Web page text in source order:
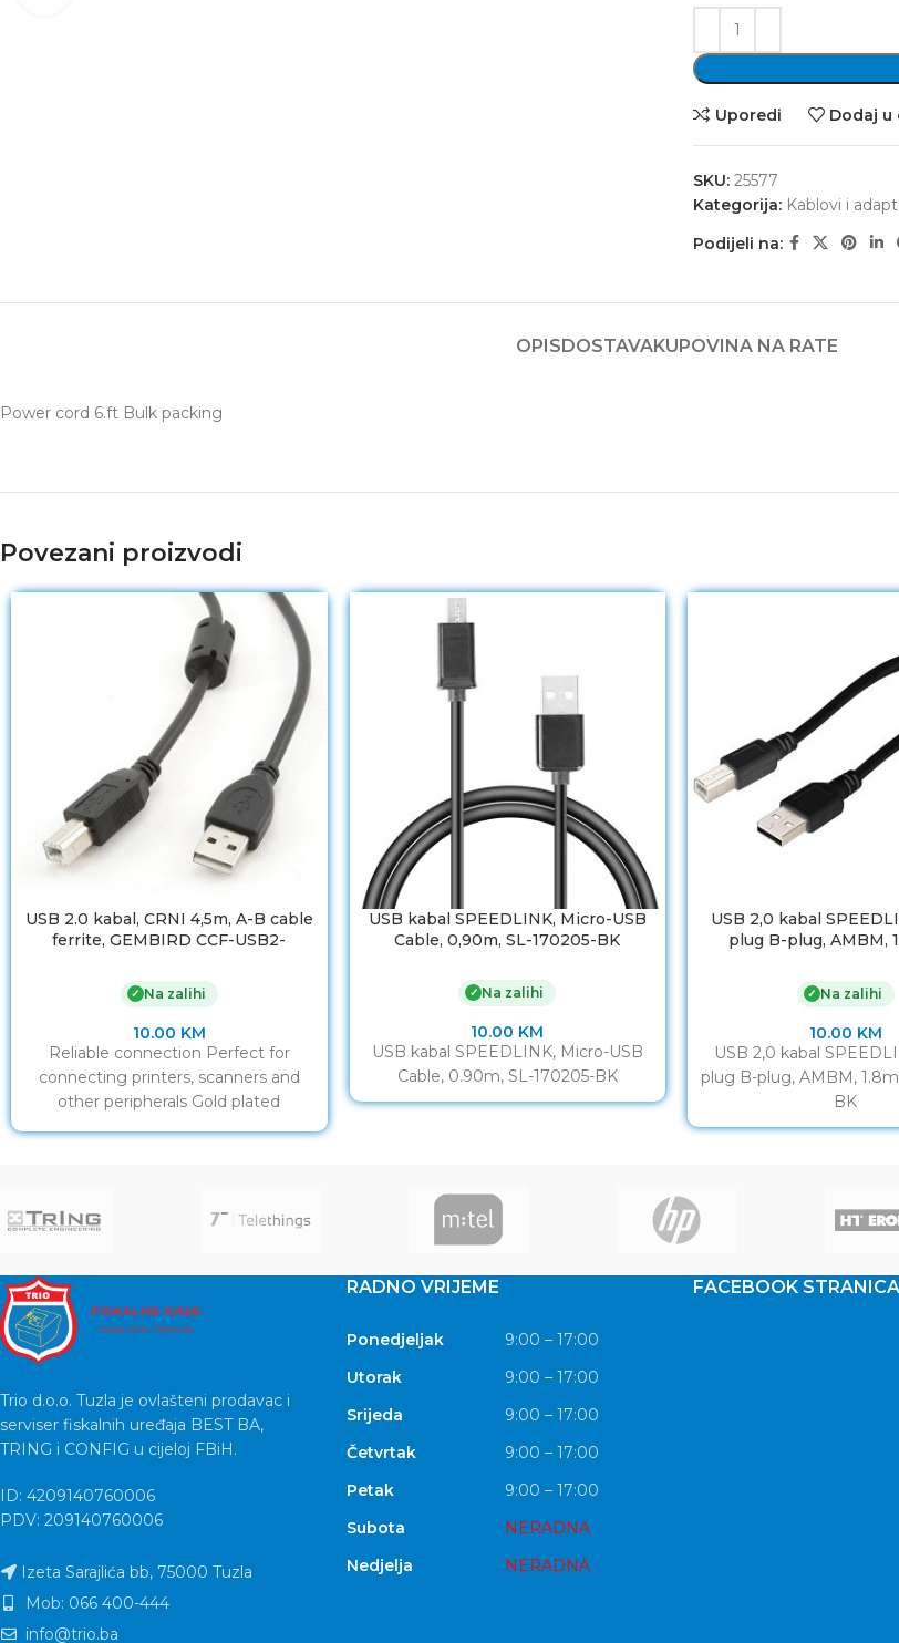
Uporedi Dodaj u
SKU: 25577
Kategorija: Kablovi i
Podijeli na:
OPISDOSTAVAKUPOVINA NA RATE
Power cord 6.ft Bulk packing
Povezani proizvodi
USB 2.0 kabal, CRNI 4,5m, A-B cable
ferrite, GEMBIRD CCF-USB2-
✓ Na zalihi
10.00 KM
Reliable connection Perfect for
connecting printers, scanners and
other peripherals Gold plated
USB kabal SPEEDLINK, Micro-USB
Cable, 0,90m, SL-170205-BK
✓ Na zalihi
10.00 KM
USB kabal SPEEDLINK, Micro-USB
Cable, 0.90m, SL-170205-BK
USB 2,0 kabal
plug B-plug, AMBM,
✓ Na zalihi
10.00 KM
USB 2,0 kabal
plug B-plug, AMBM,
BK
Trio d.o.o. Tuzla je ovlašteni prodavac i
serviser fiskalnih uređaja BEST BA,
TRING i CONFIG u cijeloj FBiH.
ID: 4209140760006
PDV: 209140760006
Izeta Sarajlića bb, 75000 Tuzla
Mob: 066 400-444
info@trio.ba
RADNO VRIJEME
Ponedjeljak
9:00 – 17:00
Utorak
9:00 – 17:00
Srijeda
9:00 – 17:00
Četvrtak
9:00 – 17:00
Petak
9:00 – 17:00
Subota
NERADNA
Nedjelja
NERADNA
FACEBOOK STRANICA